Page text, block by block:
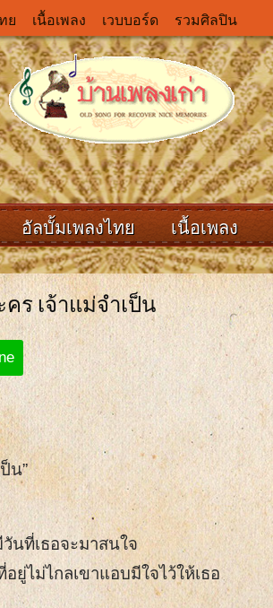
ย เนื้อเพลง เวบบอร์ด รวมศิลปิน
อัลบั้มเพลงไทย เนื้อเพลง
ร เจ้าแม่จำเป็น
น”
นที่เธอจะมาสนใจ
ยู่ไม่ไกลเขาแอบมีใจไว้ให้เธอ